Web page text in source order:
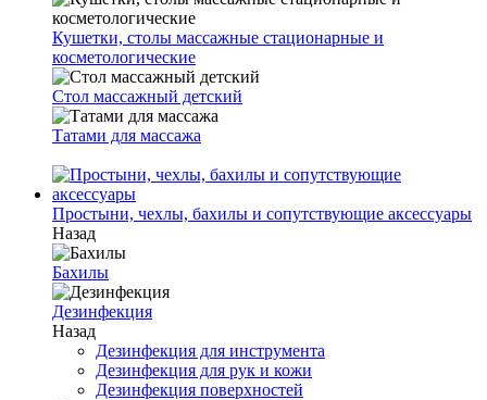
Кушетки, столы массажные стационарные и
косметологические
Стол массажный детский
Татами для массажа
Простыни, чехлы, бахилы и сопутствующие аксессуары
Назад
Бахилы
Дезинфекция
Назад
Дезинфекция для инструмента
Дезинфекция для рук и кожи
Дезинфекция поверхностей